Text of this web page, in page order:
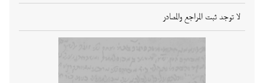
لا توجد ثبت المراجع والمصادر